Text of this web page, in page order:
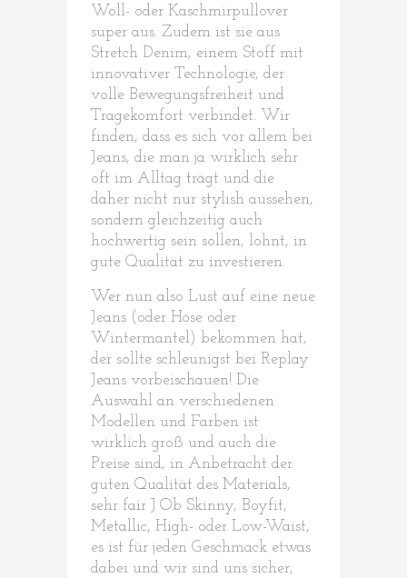
Woll- oder Kaschmirpullover
super aus. Zudem ist sie aus
Stretch Denim, einem Stoff mit
innovativer Technologie, der
volle Bewegungsfreiheit und
Tragekomfort verbindet. Wir
finden, dass es sich vor allem bei
Jeans, die man ja wirklich sehr
oft im Alltag trägt und die
daher nicht nur stylish aussehen,
sondern gleichzeitig auch
hochwertig sein sollen, lohnt, in
gute Qualität zu investieren.
Wer nun also Lust auf eine neue
Jeans (oder Hose oder
Wintermantel) bekommen hat,
der sollte schleunigst bei Replay
Jeans vorbeischauen! Die
Auswahl an verschiedenen
Modellen und Farben ist
wirklich groß und auch die
Preise sind, in Anbetracht der
guten Qualität des Materials,
sehr fair J Ob Skinny, Boyfit,
Metallic, High- oder Low-Waist,
es ist für jeden Geschmack etwas
dabei und wir sind uns sicher,